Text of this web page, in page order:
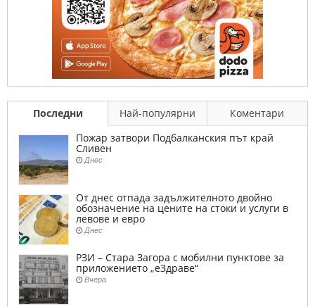
Последни Най-популярни
Коментари
Пожар затвори Подбалканския път край
Сливен
Днес
От днес отпада задължителното двойно
обозначение на цените на стоки и услуги в
левове и евро
Днес
РЗИ – Стара Загора с мобилни пунктове за
приложението „еЗдраве“
Вчера